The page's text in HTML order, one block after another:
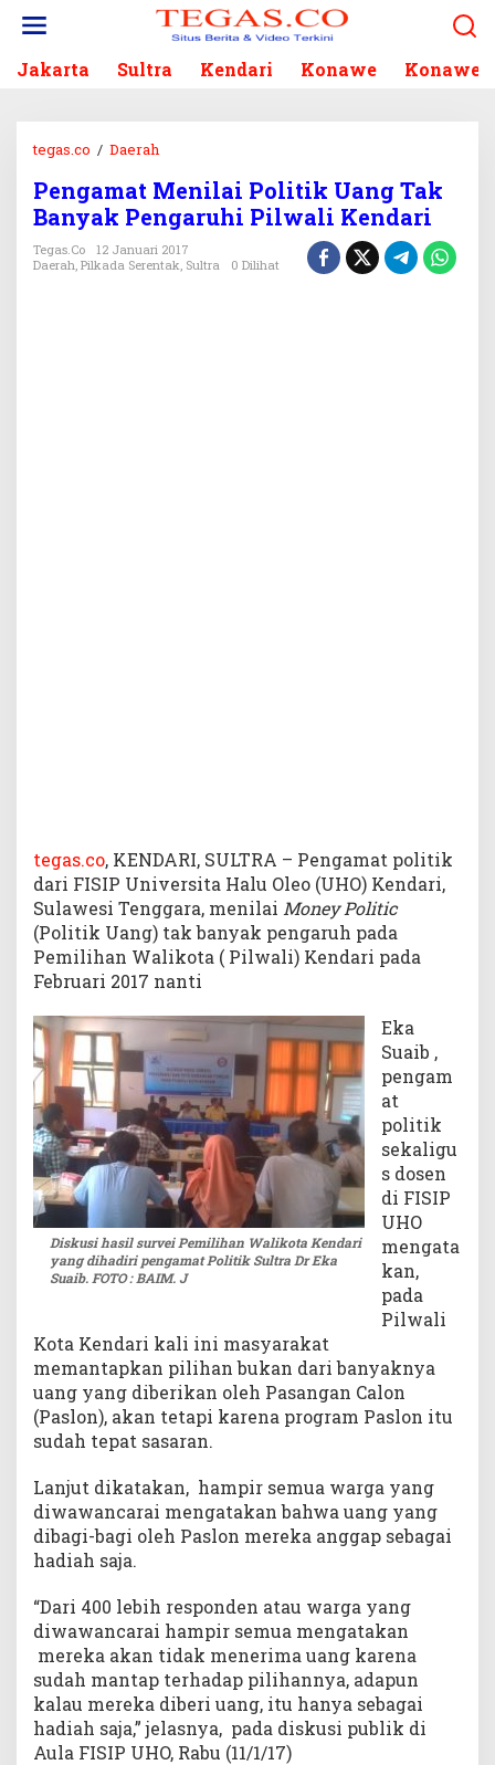
Jakarta Sultra Kendari Konawe Konawe
tegas.co / Daerah
n
g
m
y
a
k
P
e
n
g
a
u
h
i
P
i
l
w
a
l
i
K
d
a
r
i
Pengamat Menilai Politik Uang Tak
Banyak Pengaruhi Pilwali Kendari
Tegas.co
12 Januari 2017
Daerah, Pilkada Serentak, Sultra 0 Dilihat
tegas.co, KENDARI, SULTRA – Pengamat politik
dari FISIP Universita Halu Oleo (UHO) Kendari,
Sulawesi Tenggara, menilai Money Politic
(Politik Uang) tak banyak pengaruh pada
Pemilihan Walikota ( Pilwali) Kendari pada
Februari 2017 nanti
Diskusi hasil survei Pemilihan Walikota Kendari
yang dihadiri pengamat Politik Sultra Dr Eka
Suaib. FOTO : BAIM.J
Eka
Suaib ,
pengam
at
politik
sekaligu
s dosen
di FISIP
UHO
mengata
kan,
pada
Pilwali
Kota Kendari kali ini masyarakat
memantapkan pilihan bukan dari banyaknya
uang yang diberikan oleh Pasangan Calon
(Paslon), akan tetapi karena program Paslon itu
sudah tepat sasaran.
Lanjut dikatakan, hampir semua warga yang
diwawancarai mengatakan bahwa uang yang
dibagi-bagi oleh Paslon mereka anggap sebagai
hadiah saja.
“Dari 400 lebih responden atau warga yang
diwawancarai hampir semua mengatakan
mereka akan tidak menerima uang karena
sudah mantap terhadap pilihannya, adapun
kalau mereka diberi uang, itu hanya sebagai
hadiah saja,” jelasnya, pada diskusi publik di
Aula FISIP UHO, Rabu (11/1/17)